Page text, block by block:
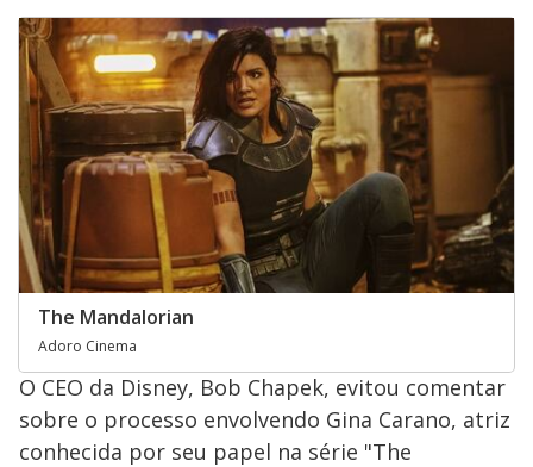
The Mandalorian
Adoro Cinema
O CEO da Disney, Bob Chapek, evitou comentar
sobre o processo envolvendo Gina Carano, atriz
conhecida por seu papel na série "The